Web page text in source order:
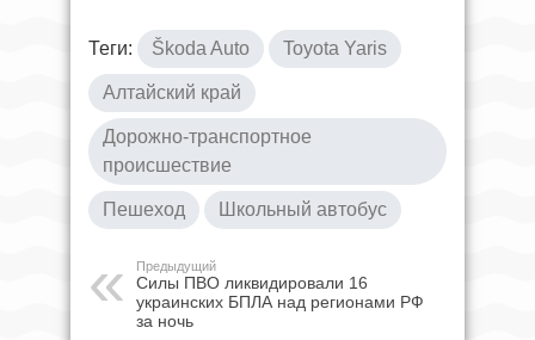
Теги: Škoda Auto Toyota Yaris
Алтайский край
Дорожно-транспортное
происшествие
Пешеход Школьный автобус
Предыдущий
Силы ПВО ликвидировали 16
украинских БПЛА над регионами РФ
за ночь